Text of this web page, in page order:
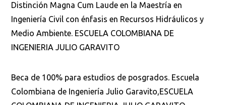
Distinción Magna Cum Laude en la Maestría en
Ingeniería Civil con énfasis en Recursos Hidráulicos y
Medio Ambiente. ESCUELA COLOMBIANA DE
INGENIERIA JULIO GARAVITO
Beca de 100% para estudios de posgrados. Escuela
Colombiana de Ingeniería Julio Garavito,ESCUELA
Busca en la escuela